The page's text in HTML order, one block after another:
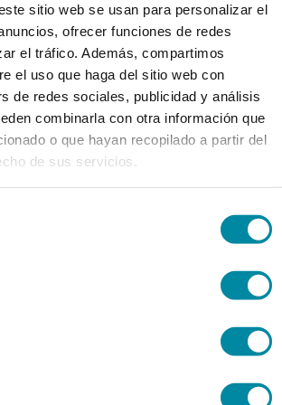
sitio web se usan para personalizar el
ofrecer funciones de redes
el tráfico. Además, compartimos
el uso que haga del sitio web con
de redes sociales, publicidad y análisis
combinarla con otra información que
o que hayan recopilado a partir del
de sus servicios.
fidelización